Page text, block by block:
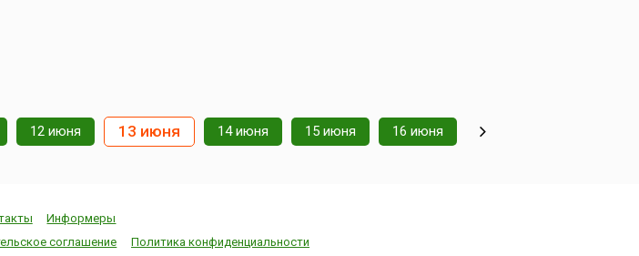
12 июня 13 июня 14 июня 15 июня 16 июня
Информеры
соглашение Политика конфиденциальности